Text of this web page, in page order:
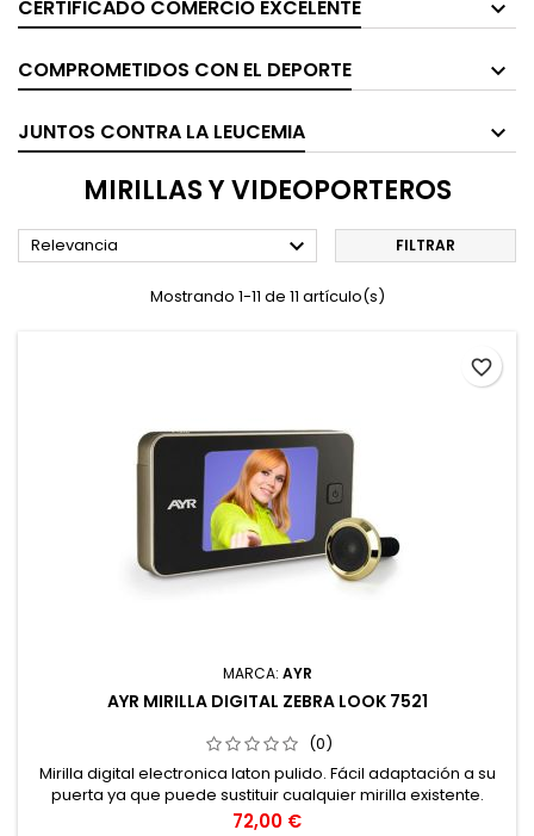
CERTIFICADO COMERCIO EXCELENTE
COMPROMETIDOS CON EL DEPORTE
JUNTOS CONTRA LA LEUCEMIA
MIRILLAS Y VIDEOPORTEROS
Relevancia  FILTRAR
Mostrando 1-11 de 11 artículo(s)
MARCA: AYR
AYR MIRILLA DIGITAL ZEBRA LOOK 7521
(0)
Mirilla digital electronica laton pulido. Fácil adaptación a su
puerta ya que puede sustituir cualquier mirilla existente.
Apretando el botón tendremos imagen durante 10 segundos.
Precio
72,00 €
favorite_border